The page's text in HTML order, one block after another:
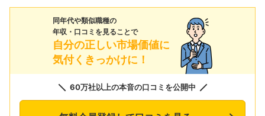
同年代や類似職種の
年収・口コミを見ることで
自分の正しい市場価値に
気付くきっかけに！
60万社以上の本音の口コミを公開中